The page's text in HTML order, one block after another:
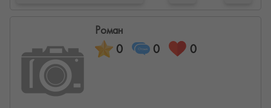
Роман
0 0 0